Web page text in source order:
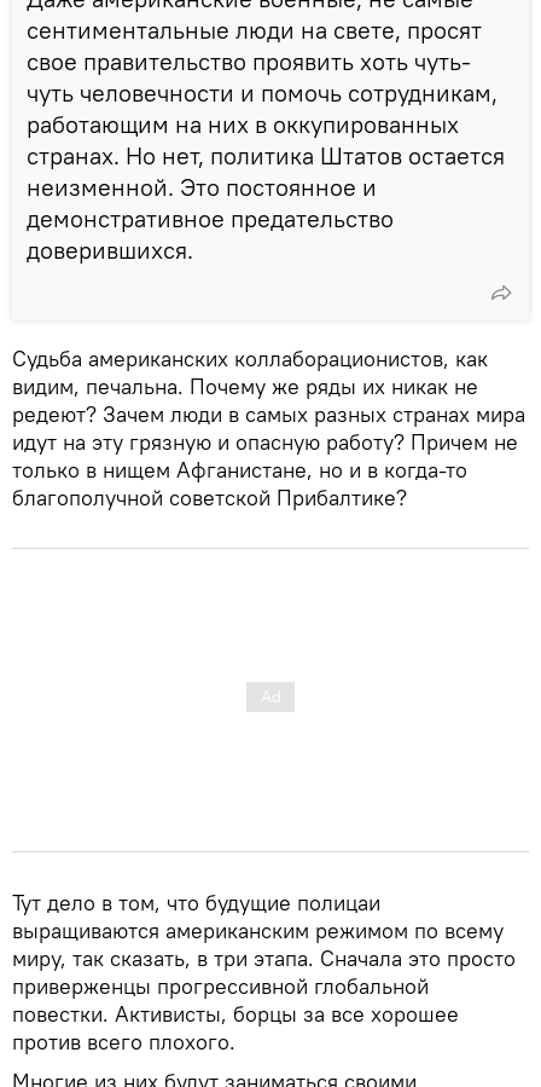
сентиментальные люди на свете, просят
свое правительство проявить хоть чуть-
чуть человечности и помочь сотрудникам,
работающим на них в оккупированных
странах. Но нет, политика Штатов остается
неизменной. Это постоянное и
демонстративное предательство
доверившихся.
Судьба американских коллаборационистов, как
видим, печальна. Почему же ряды их никак не
редеют? Зачем люди в самых разных странах мира
идут на эту грязную и опасную работу? Причем не
только в нищем Афганистане, но и в когда-то
благополучной советской Прибалтике?
Тут дело в том, что будущие полицаи
выращиваются американским режимом по всему
миру, так сказать, в три этапа. Сначала это просто
приверженцы прогрессивной глобальной
повестки. Активисты, борцы за все хорошее
против всего плохого.
Многие из них будут заниматься своими